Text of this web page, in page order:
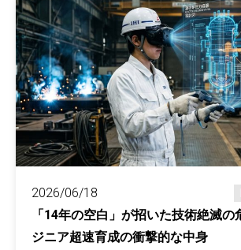
2026/06/18
「14年の空白」が招いた技術絶滅
ジニア超速育成の衝撃的な中身